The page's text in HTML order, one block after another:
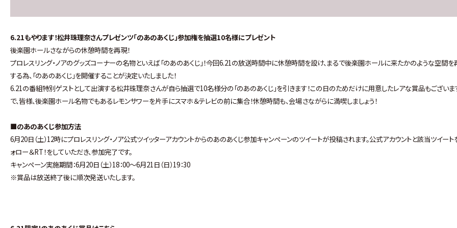
6.21もやります！松井珠理奈さんプレゼンツ「のあのあくじ」参加権を抽選10名様にプレゼント
後楽園ホールさながらの休憩時間を再現！
プロレスリング・ノアのグッズコーナーの名物といえば「のあのあくじ」！今回6.21の放送時間中に休憩時間を設け、まるで後楽園ホールに来たかのような空間を
する為、「のあのあくじ」を開催することが決定いたしました！
6.21の番組特別ゲストとして出演する松井珠理奈さんが自ら抽選で10名様分の「のあのあくじ」を引きます！この日のためだけに用意したレアな賞品もございま
で、皆様、後楽園ホール名物でもあるレモンサワーを片手にスマホ＆テレビの前に集合！休憩時間も、会場さながらに満喫しましょう！
■のあのあくじ参加方法
6月20日（土）12時にプロレスリング・ノア公式ツイッターアカウントからのあのあくじ参加キャンペーンのツイートが投稿されます。公式アカウントと該当ツイート
ォロー＆RT！をしていただき、参加完了です。
キャンペーン実施期間：6月20日（土）18：00～6月21日（日）19：30
※賞品は放送終了後に順次発送いたします。